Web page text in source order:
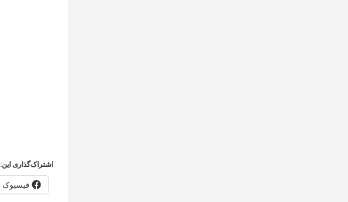
اشتراک‌گذاری این:
فیسبوک